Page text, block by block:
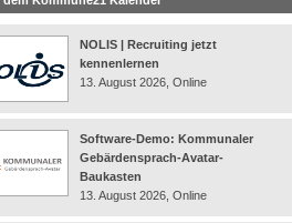
NOLIS | Recruiting jetzt
kennenlernen
13. August 2026, Online
Software-Demo: Kommunaler
Gebärdensprach-Avatar-
Baukasten
13. August 2026, Online